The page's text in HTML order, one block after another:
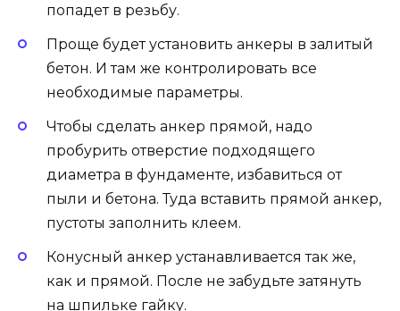
попадет в резьбу.
Проще будет установить анкеры в залитый
бетон. И там же контролировать все
необходимые параметры.
Чтобы сделать анкер прямой, надо
пробурить отверстие подходящего
диаметра в фундаменте, избавиться от
пыли и бетона. Туда вставить прямой анкер,
пустоты заполнить клеем.
Конусный анкер устанавливается так же,
как и прямой. После не забудьте затянуть
на шпильке гайку.